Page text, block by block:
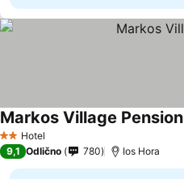
2 Zvezdice
Hotel
Markos Village Pension
9,1 Odlično 780 Ios Hora